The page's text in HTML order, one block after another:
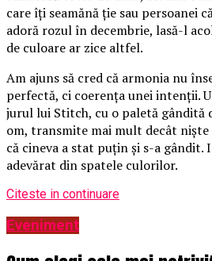
care îți seamănă ție sau persoanei
adoră rozul în decembrie, lasă-l
de culoare ar zice altfel.
Am ajuns să cred că armonia nu
perfectă, ci coerența unei intenții.
jurul lui Stitch, cu o paletă gândită
om, transmite mai mult decât
că cineva a stat puțin și s-a gândit.
adevărat din spatele culorilor.
Citeste in continuare
Eveniment